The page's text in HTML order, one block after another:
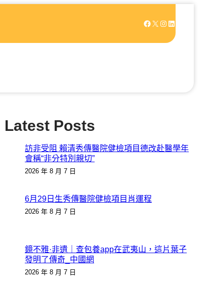
Facebook X Instagram LinkedIn
Latest Posts
訪非受阻 賴清秀傳醫院健檢項目德改赴醫學年
會稱“非分特別親切”
2026 年 8 月 7 日
6月29日生秀傳醫院健檢項目肖運程
2026 年 8 月 7 日
鏡不雅·非遺｜查包養app在武夷山，這片葉子
發明了傳奇_中國網
2026 年 8 月 7 日